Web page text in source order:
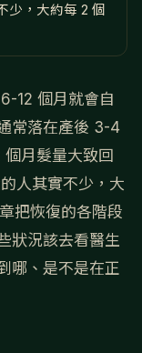
少，大約每 2 個
12 個月就會自
常落在產後 3-4
月髮量大致回
人其實不少，大
把恢復的各階段
狀況該去看醫生
哪、是不是在正